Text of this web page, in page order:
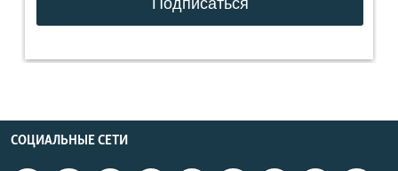
СОЦИАЛЬНЫЕ СЕТИ